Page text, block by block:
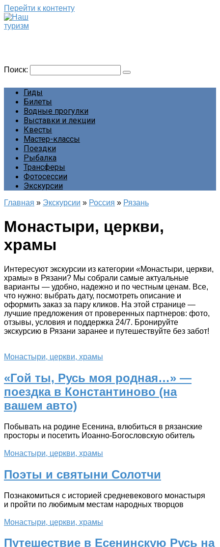
Перейти к контенту
Поиск:
Гиды
Билеты
Водные прогулки
Выставки и лекции
Квесты
Мастер-классы
Поездки
Рыбалка
Трансферы
Фотосессии
Экскурсии
Главная » Экскурсии » Россия » Рязань
Монастыри, церкви,
храмы
Интересуют экскурсии из категории «Монастыри, церкви,
храмы» в Рязани? Мы собрали самые актуальные
варианты — удобно, надежно и по честным ценам. Все,
что нужно: выбрать дату, посмотреть описание и
оформить заказ за пару кликов. На этой странице —
лучшие предложения от проверенных партнеров: фото,
отзывы, условия и поддержка 24/7. Бронируйте
экскурсию в Рязани заранее и путешествуйте без забот!
Монастыри, церкви, храмы
«Гой ты, Русь моя родная…» —
поездка в Константиново (на
вашем авто)
Побывать на родине Есенина, влюбиться в рязанские
просторы и посетить Иоанно-Богословскую обитель
Монастыри, церкви, храмы
Поэты и святыни Солотчи
Познакомиться с историей средневекового монастыря
и пройти по любимым местам народных творцов
Монастыри, церкви, храмы
Путешествие в Есенинскую Русь на